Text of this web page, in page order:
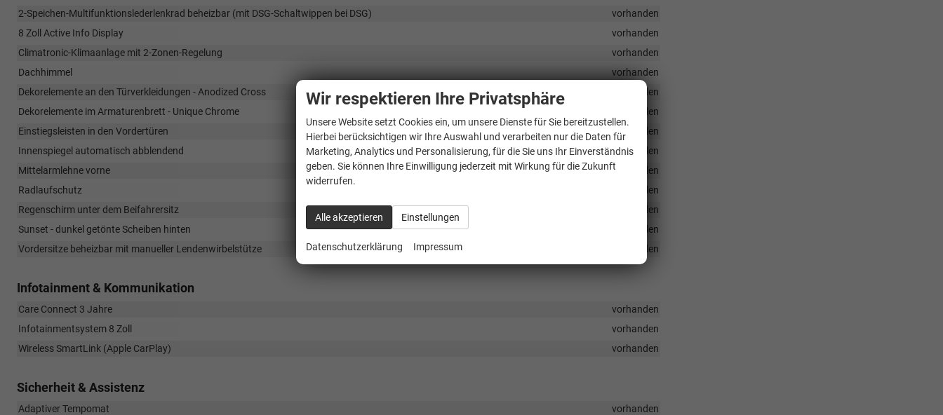
2-Speichen-Multifunktionslederlenkrad beheizbar (mit DSG-Schaltwippen bei DSG)
vorhanden
8 Zoll Active Info Display
vorhanden
Climatronic-Klimaanlage mit 2-Zonen-Regelung
vorhanden
Dachhimmel
vorhanden
Dekorelemente an den Türverkleidungen - Anodized Cross
vorhanden
Dekorelemente im Armaturenbrett - Unique Chrome
vorhanden
Einstiegsleisten in den Vordertüren
vorhanden
Innenspiegel automatisch abblendend
vorhanden
Mittelarmlehne vorne
vorhanden
Radlaufschutz
vorhanden
Regenschirm unter dem Beifahrersitz
vorhanden
Sunset - dunkel getönte Scheiben hinten
vorhanden
Vordersitze beheizbar mit manueller Lendenwirbelstütze
vorhanden
Infotainment & Kommunikation
Care Connect 3 Jahre
vorhanden
Infotainmentsystem 8 Zoll
vorhanden
Wireless SmartLink (Apple CarPlay)
vorhanden
Sicherheit & Assistenz
Adaptiver Tempomat
vorhanden
Wir respektieren Ihre Privatsphäre
Unsere Website setzt Cookies ein, um unsere Dienste für Sie bereitzustellen.
Hierbei berücksichtigen wir Ihre Auswahl und verarbeiten nur die Daten für
Marketing, Analytics und Personalisierung, für die Sie uns Ihr Einverständnis
geben. Sie können Ihre Einwilligung jederzeit mit Wirkung für die Zukunft
widerrufen.
Alle akzeptieren Einstellungen
Datenschutzerklärung Impressum